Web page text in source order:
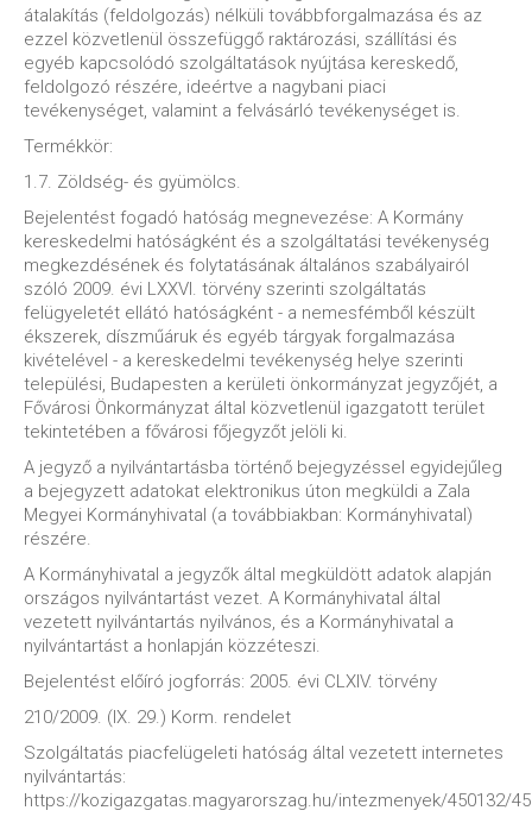
átalakítás (feldolgozás) nélküli továbbforgalmazása és az
ezzel közvetlenül összefüggő raktározási, szállítási és
egyéb kapcsolódó szolgáltatások nyújtása kereskedő,
feldolgozó részére, ideértve a nagybani piaci
tevékenységet, valamint a felvásárló tevékenységet is.
Termékkör:
1.7. Zöldség- és gyümölcs.
Bejelentést fogadó hatóság megnevezése: A Kormány
kereskedelmi hatóságként és a szolgáltatási tevékenység
megkezdésének és folytatásának általános szabályairól
szóló 2009. évi LXXVI. törvény szerinti szolgáltatás
felügyeletét ellátó hatóságként - a nemesfémből készült
ékszerek, díszműáruk és egyéb tárgyak forgalmazása
kivételével - a kereskedelmi tevékenység helye szerinti
települési, Budapesten a kerületi önkormányzat jegyzőjét, a
Fővárosi Önkormányzat által közvetlenül igazgatott terület
tekintetében a fővárosi főjegyzőt jelöli ki.
A jegyző a nyilvántartásba történő bejegyzéssel egyidejűleg
a bejegyzett adatokat elektronikus úton megküldi a Zala
Megyei Kormányhivatal (a továbbiakban: Kormányhivatal)
részére.
A Kormányhivatal a jegyzők által megküldött adatok alapján
országos nyilvántartást vezet. A Kormányhivatal által
vezetett nyilvántartás nyilvános, és a Kormányhivatal a
nyilvántartást a honlapján közzéteszi.
Bejelentést előíró jogforrás: 2005. évi CLXIV. törvény
210/2009. (IX. 29.) Korm. rendelet
Szolgáltatás piacfelügeleti hatóság által vezetett internetes
nyilvántartás:
https://kozigazgatas.magyarorszag.hu/intezmenyek/450132/